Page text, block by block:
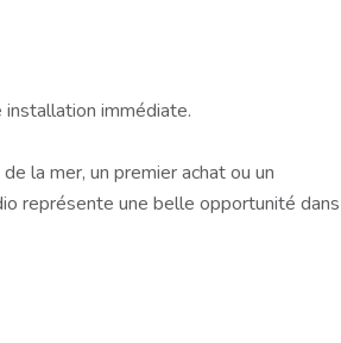
immédiate.
la mer, un premier achat ou un
représente une belle opportunité dans